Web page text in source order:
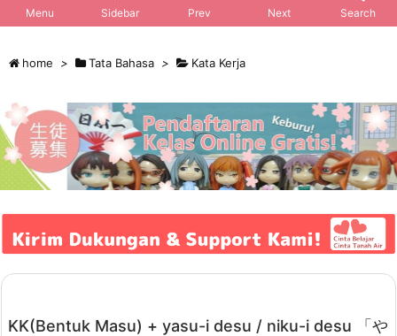
Menu Sidebar Prev Next Search
home > Tata Bahasa > Kata Kerja
KK(Bentuk Masu) + yasu-i desu / niku-i desu 「や